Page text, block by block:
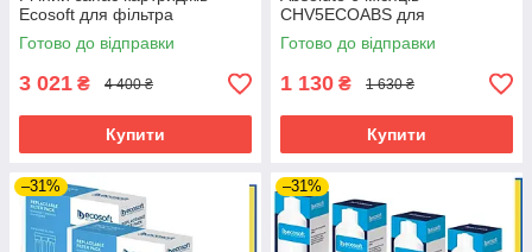
Ecosoft для фільтра
зворотного осмосу Standard з
мінералізатором
Готово до відправки
3 021 ₴ 4 400 ₴
Купити
CHV5ECOABS для
MO675MECO та
MO675MPSECO
Готово до відправки
1 130 ₴ 1 630 ₴
Купити
–31% –31%